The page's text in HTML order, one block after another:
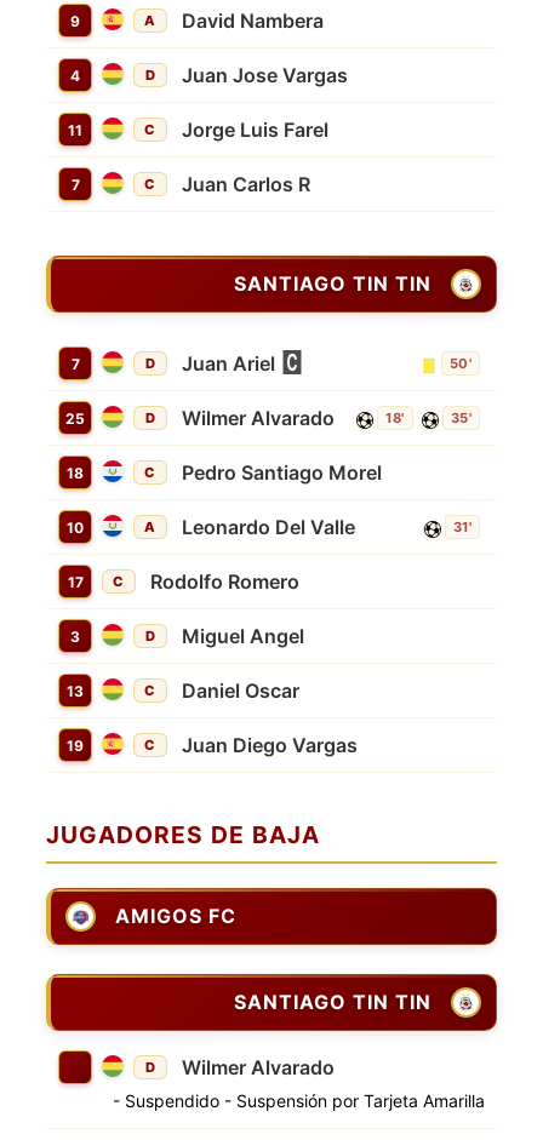
9 A David Nambera
4 D Juan Jose Vargas
11 C Jorge Luis Farel
7 C Juan Carlos R
SANTIAGO TIN TIN
7 D Juan Ariel 50'
25 D Wilmer Alvarado 18' 35'
18 C Pedro Santiago Morel
10 A Leonardo Del Valle 31'
17 C Rodolfo Romero
3 D Miguel Angel
13 C Daniel Oscar
19 C Juan Diego Vargas
JUGADORES DE BAJA
AMIGOS FC
SANTIAGO TIN TIN
D Wilmer Alvarado
- Suspendido - Suspensión por Tarjeta Amarilla